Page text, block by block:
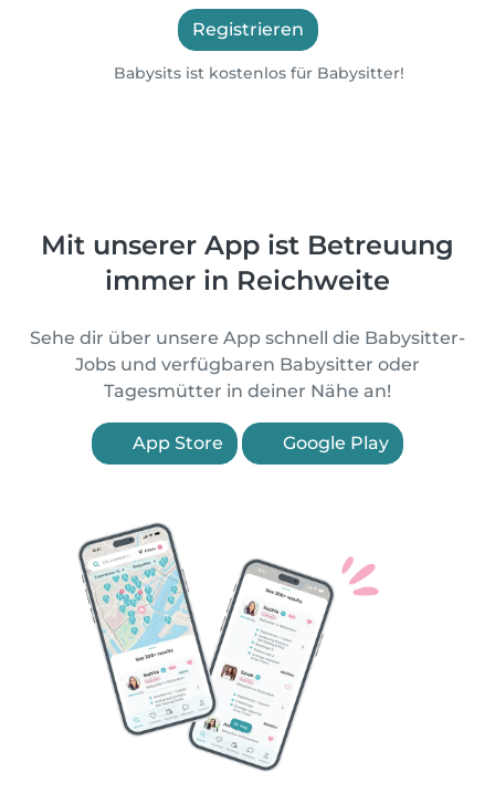
Registrieren
Babysits ist kostenlos für Babysitter!
Mit unserer App ist Betreuung
immer in Reichweite
Sehe dir über unsere App schnell die Babysitter-
Jobs und verfügbaren Babysitter oder
Tagesmütter in deiner Nähe an!
App Store Google Play